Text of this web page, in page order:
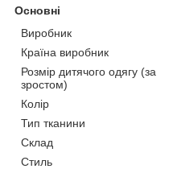
Основні
Виробник
Країна виробник
Розмір дитячого одягу (за
зростом)
Колір
Тип тканини
Склад
Стиль